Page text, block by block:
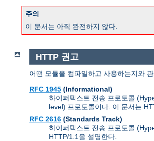
주의
이 문서는 아직 완전하지 않다.
HTTP 권고
어떤 모듈을 컴파일하고 사용하는지와
RFC 1945 (Informational)
하이퍼텍스트 전송 프로토콜
level) 프로토콜이다. 이 문서는
RFC 2616 (Standards Track)
하이퍼텍스트 전송 프로토콜
HTTP/1.1을 설명한다.